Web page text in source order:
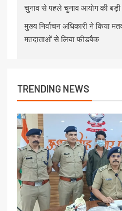
चुनाव से पहले चुनाव आयोग की बड़ी
मुख्य निर्वाचन अधिकारी ने किया
मतदाताओं से लिया फीडबैक
TRENDING NEWS